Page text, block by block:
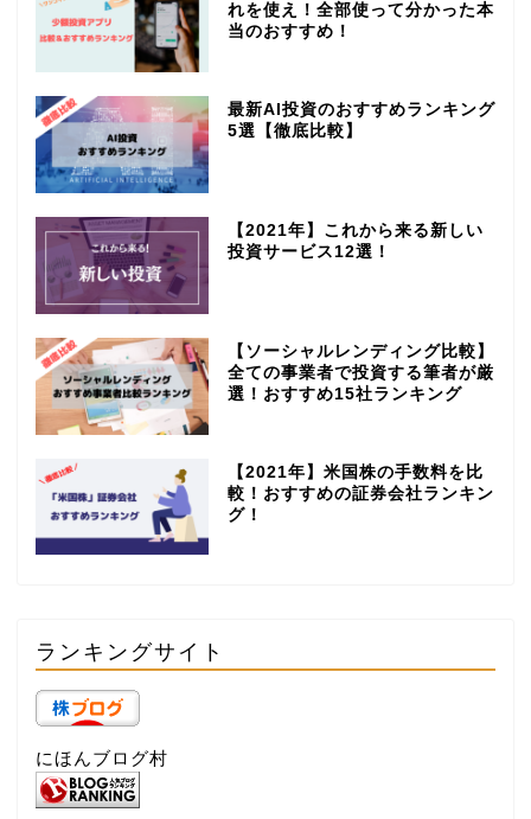
れを使え！全部使って分かった本
当のおすすめ！
最新AI投資のおすすめランキング
5選【徹底比較】
【2021年】これから来る新しい
投資サービス12選！
【ソーシャルレンディング比較】
全ての事業者で投資する筆者が厳
選！おすすめ15社ランキング
【2021年】米国株の手数料を比
較！おすすめの証券会社ランキン
グ！
ランキングサイト
にほんブログ村